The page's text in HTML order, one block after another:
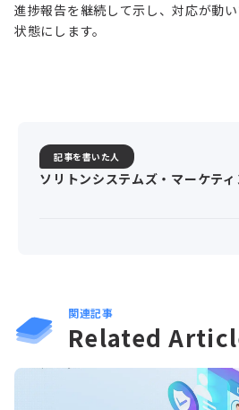
進捗報告を継続して示し、対応が動
状態にします。
記事を書いた人
ソリトンシステムズ・マーケテ
関連記事
Related